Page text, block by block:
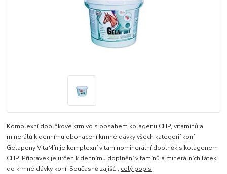
Komplexní doplňkové krmivo s obsahem kolagenu CHP, vitamínů a
minerálů k dennímu obohacení krmné dávky všech kategorií koní
Gelapony VitaMín je komplexní vitaminominerální doplněk s kolagenem
CHP. Přípravek je určen k dennímu doplnění vitamínů a minerálních látek
do krmné dávky koní. Současně zajišť... celý popis